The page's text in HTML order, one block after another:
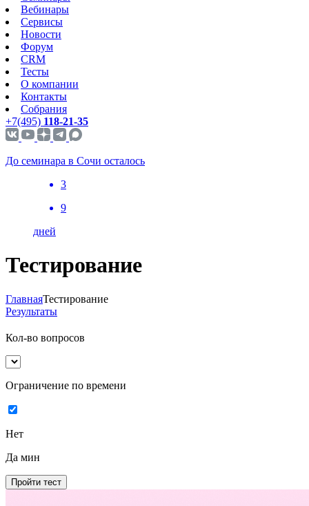
Вебинары
Сервисы
Новости
Форум
CRM
Тесты
О компании
Контакты
Собрания
+7(495) 118-21-35
До семинара в Сочи осталось
3
9
дней
Тестирование
ГлавнаяТестирование
Результаты
Кол-во вопросов
Ограничение по времени
Нет
Да мин
Пройти тест